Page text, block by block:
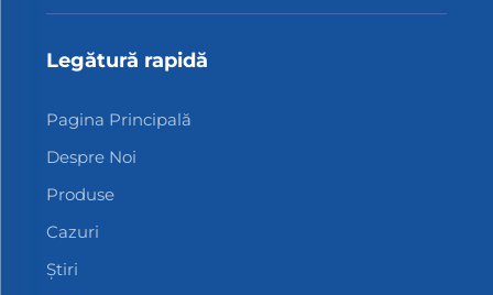
Legătură rapidă
Pagina Principală
Despre Noi
Produse
Cazuri
Știri